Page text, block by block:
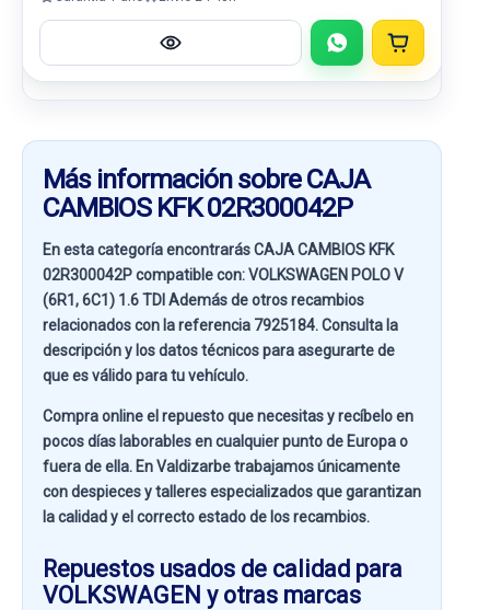
Más información sobre CAJA
CAMBIOS KFK 02R300042P
En esta categoría encontrarás CAJA CAMBIOS KFK
02R300042P compatible con:VOLKSWAGEN POLO V
(6R1, 6C1) 1.6 TDI Además de otros recambios
relacionados con la referencia 7925184. Consulta la
descripción y los datos técnicos para asegurarte de
que es válido para tu vehículo.
Compra online el repuesto que necesitas y recíbelo en
pocos días laborables en cualquier punto de Europa o
fuera de ella. EnValdizarbetrabajamos únicamente
con despieces y talleres especializados que garantizan
la calidad y el correcto estado de los recambios.
Repuestos usados de calidad para
VOLKSWAGEN y otras marcas